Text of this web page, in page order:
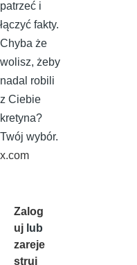
patrzeć i
łączyć fakty.
Chyba że
wolisz, żeby
nadal robili
z Ciebie
kretyna?
Twój wybór.
x.com
Zalog
uj lub
zareje
struj